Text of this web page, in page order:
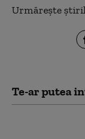
Urmărește
Te-ar putea